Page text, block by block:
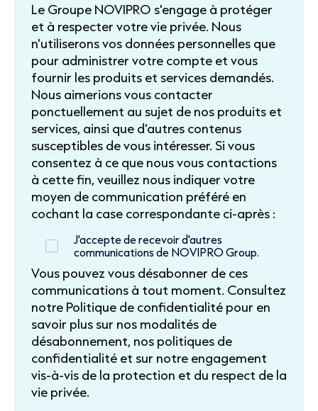
Le Groupe NOVIPRO s'engage à protéger
et à respecter votre vie privée. Nous
n'utiliserons vos données personnelles que
pour administrer votre compte et vous
fournir les produits et services demandés.
Nous aimerions vous contacter
ponctuellement au sujet de nos produits et
services, ainsi que d'autres contenus
susceptibles de vous intéresser. Si vous
consentez à ce que nous vous contactions
à cette fin, veuillez nous indiquer votre
moyen de communication préféré en
cochant la case correspondante ci-après :
J'accepte de recevoir d'autres
communications de NOVIPRO Group.
Vous pouvez vous désabonner de ces
communications à tout moment. Consultez
notre Politique de confidentialité pour en
savoir plus sur nos modalités de
désabonnement, nos politiques de
confidentialité et sur notre engagement
vis-à-vis de la protection et du respect de la
vie privée.